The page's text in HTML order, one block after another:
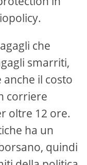
che
smarriti,
il costo
corriere
oltre 12 ore.
ha un
quindi